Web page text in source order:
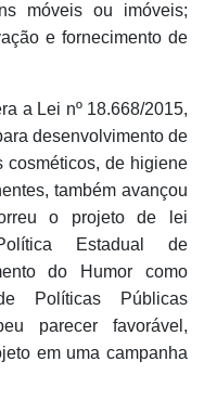
móveis ou imóveis;
e fornecimento de
a Lei nº 18.668/2015,
desenvolvimento de
cosméticos, de higiene
também avançou
o projeto de lei
Estadual de
do Humor como
Políticas Públicas
parecer favorável,
em uma campanha